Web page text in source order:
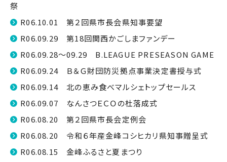
祭
R06.10.01 第２回県市長会県知事要望
R06.09.29 第18回関西かごしまファンデー
R06.09.28～09.29 B.LEAGUE PRESEASON GAME
R06.09.24 Ｂ＆Ｇ財団防災拠点事業決定書授与式
R06.09.14 北の恵み食べマルシェトップセールス
R06.09.07 なんさつＥＣＯの杜落成式
R06.08.20 第２回県市長会定例会
R06.08.20 令和６年産金峰コシヒカリ県知事贈呈式
R06.08.15 金峰ふるさと夏まつり